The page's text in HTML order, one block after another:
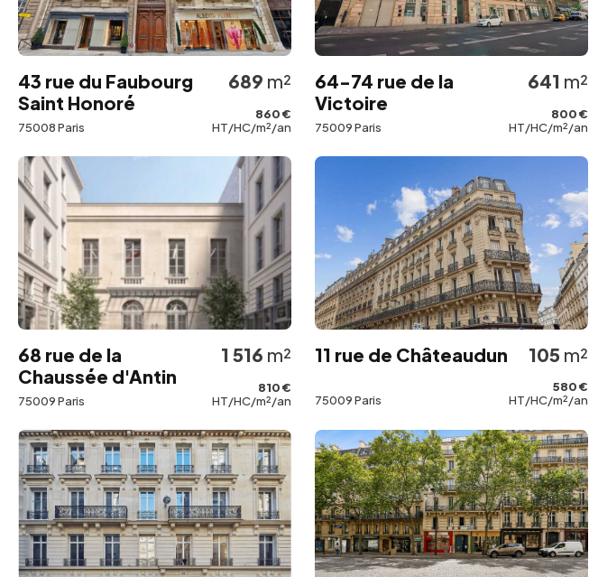
43 rue du Faubourg
Saint Honoré
75008 Paris
689 m²
860 €
HT/HC/m²/an
64-74 rue de la
Victoire
75009 Paris
641 m²
800 €
HT/HC/m²/an
68 rue de la
Chaussée d'Antin
75009 Paris
1 516 m²
810 €
HT/HC/m²/an
11 rue de Châteaudun
75009 Paris
105 m²
580 €
HT/HC/m²/an